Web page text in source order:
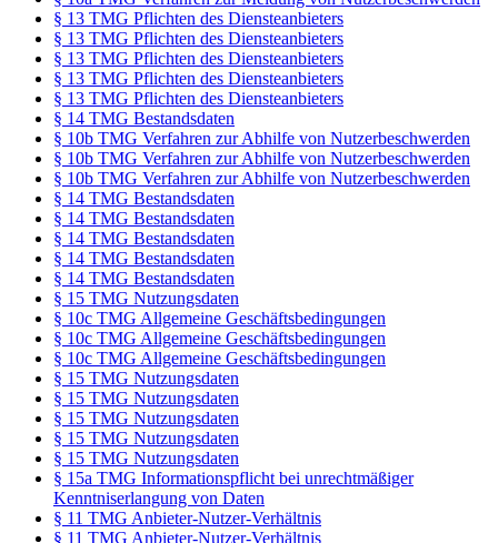
§ 13 TMG Pflichten des Diensteanbieters
§ 13 TMG Pflichten des Diensteanbieters
§ 13 TMG Pflichten des Diensteanbieters
§ 13 TMG Pflichten des Diensteanbieters
§ 13 TMG Pflichten des Diensteanbieters
§ 14 TMG Bestandsdaten
§ 10b TMG Verfahren zur Abhilfe von Nutzerbeschwerden
§ 10b TMG Verfahren zur Abhilfe von Nutzerbeschwerden
§ 10b TMG Verfahren zur Abhilfe von Nutzerbeschwerden
§ 14 TMG Bestandsdaten
§ 14 TMG Bestandsdaten
§ 14 TMG Bestandsdaten
§ 14 TMG Bestandsdaten
§ 14 TMG Bestandsdaten
§ 15 TMG Nutzungsdaten
§ 10c TMG Allgemeine Geschäftsbedingungen
§ 10c TMG Allgemeine Geschäftsbedingungen
§ 10c TMG Allgemeine Geschäftsbedingungen
§ 15 TMG Nutzungsdaten
§ 15 TMG Nutzungsdaten
§ 15 TMG Nutzungsdaten
§ 15 TMG Nutzungsdaten
§ 15 TMG Nutzungsdaten
§ 15a TMG Informationspflicht bei unrechtmäßiger
Kenntniserlangung von Daten
§ 11 TMG Anbieter-Nutzer-Verhältnis
§ 11 TMG Anbieter-Nutzer-Verhältnis